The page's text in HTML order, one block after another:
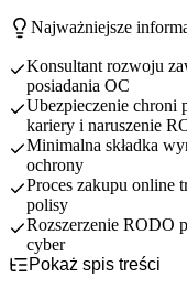
Najważniejsze
Konsultant rozwoju
posiadania OC
Ubezpieczenie chroni
kariery i naruszenie
Minimalna składka
ochrony
Proces zakupu online
polisy
Rozszerzenie RODO
cyber
Pokaż spis treści